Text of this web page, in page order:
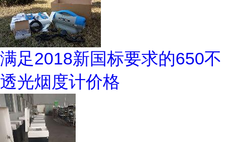
满足2018新国标要求的650不
透光烟度计价格